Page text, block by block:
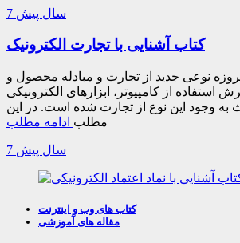
7 سال پیش
کتاب آشنایی با تجارت الکترونیک
نوعی جدید از تجارت و مبادله محصول و
از کامپیوتر، ابزارهای الکترونیکی
به وجود این نوع از تجارت شده است. در این
مطلب ادامه مطلب
7 سال پیش
کتاب های وب و اینترنت
مقاله های آموزشی